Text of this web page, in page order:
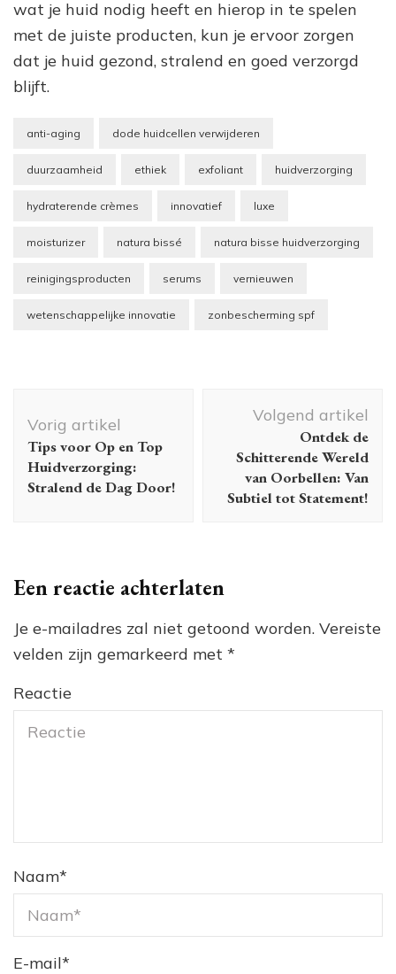
wat je huid nodig heeft en hierop in te spelen
met de juiste producten, kun je ervoor zorgen
dat je huid gezond, stralend en goed verzorgd
blijft.
anti-aging dode huidcellen verwijderen
duurzaamheid ethiek exfoliant huidverzorging
hydraterende crèmes innovatief luxe
moisturizer natura bissé natura bisse huidverzorging
reinigingsproducten serums vernieuwen
wetenschappelijke innovatie zonbescherming spf
Vorig artikel
Tips voor Op en Top
Huidverzorging:
Stralend de Dag Door!
Volgend artikel
Ontdek de
Schitterende Wereld
van Oorbellen: Van
Subtiel tot Statement!
Een reactie achterlaten
Je e-mailadres zal niet getoond worden. Vereiste
velden zijn gemarkeerd met *
Reactie
Naam*
E-mail*